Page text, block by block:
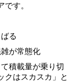
す。
る
が常態化
積載量が乗り切
クはスカスカ」と